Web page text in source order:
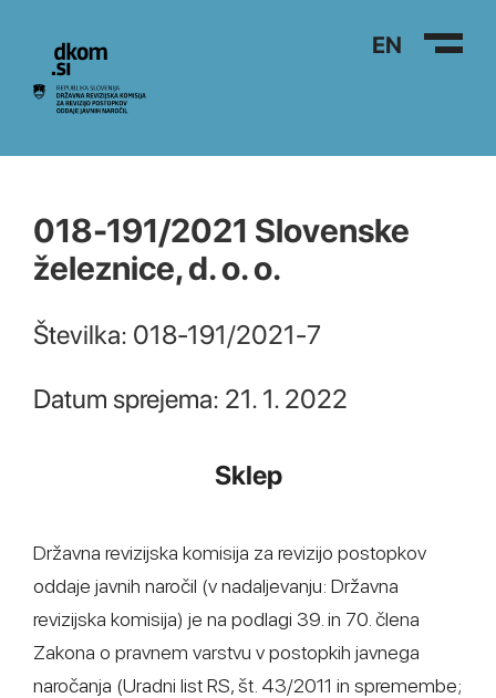
Na vsebino EN
018-191/2021 Slovenske
železnice, d. o. o.
Številka: 018-191/2021-7
Datum sprejema: 21. 1. 2022
Sklep
Državna revizijska komisija za revizijo postopkov
oddaje javnih naročil (v nadaljevanju: Državna
revizijska komisija) je na podlagi 39. in 70. člena
Zakona o pravnem varstvu v postopkih javnega
naročanja (Uradni list RS, št. 43/2011 in spremembe;